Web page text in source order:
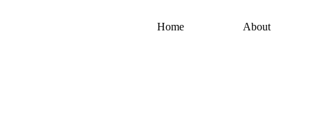
Home About